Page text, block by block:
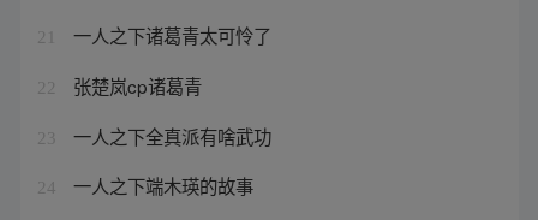
21 一人之下诸葛青太可怜了
22 张楚岚cp诸葛青
23 一人之下全真派有啥武功
24 一人之下端木瑛的故事